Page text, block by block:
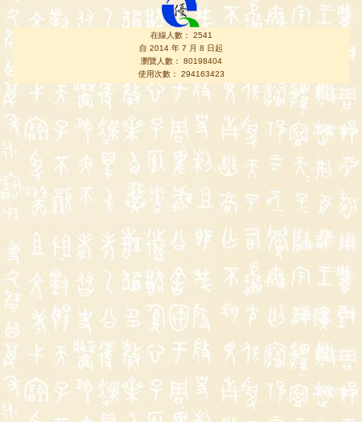
在線人數： 2541
自 2014 年 7 月 8 日起
瀏覽人數： 80198404
使用次數： 294163423